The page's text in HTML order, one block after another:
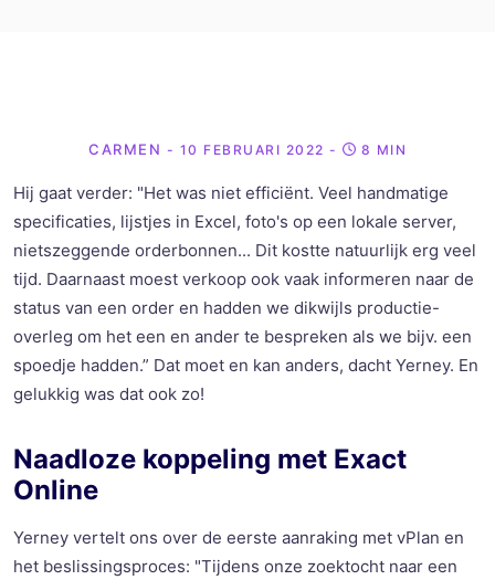
CARMEN - 10 FEBRUARI 2022 - 8 MIN
Hij gaat verder: "Het was niet efficiënt. Veel handmatige
specificaties, lijstjes in Excel, foto's op een lokale server,
nietszeggende orderbonnen... Dit kostte natuurlijk erg veel
tijd. Daarnaast moest verkoop ook vaak informeren naar de
status van een order en hadden we dikwijls productie-
overleg om het een en ander te bespreken als we bijv. een
spoedje hadden.” Dat moet en kan anders, dacht Yerney. En
gelukkig was dat ook zo!
Naadloze koppeling met Exact
Online
Yerney vertelt ons over de eerste aanraking met vPlan en
het beslissingsproces: "Tijdens onze zoektocht naar een